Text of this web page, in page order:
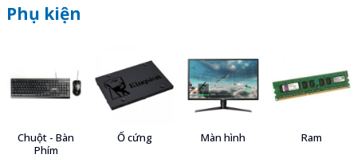
Phụ kiện
Chuột - Bàn
Phím
Ổ cứng Màn hình Ram